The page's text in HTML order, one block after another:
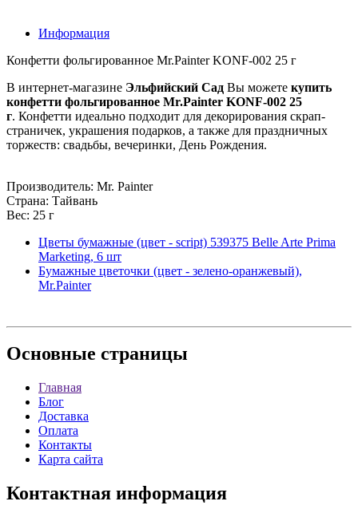
Информация
Конфетти фольгированное Mr.Painter KONF-002 25 г
В интернет-магазине Эльфийский Сад Вы можете купить
конфетти фольгированное Mr.Painter KONF-002 25
г. Конфетти идеально подходит для декорирования скрап-
страничек, украшения подарков, а также для праздничных
торжеств: свадьбы, вечеринки, День Рождения.
Производитель: Mr. Painter
Страна: Тайвань
Вес: 25 г
Цветы бумажные (цвет - script) 539375 Belle Arte Prima
Marketing, 6 шт
Бумажные цветочки (цвет - зелено-оранжевый),
Mr.Painter
Основные страницы
Главная
Блог
Доставка
Оплата
Контакты
Карта сайта
Контактная информация